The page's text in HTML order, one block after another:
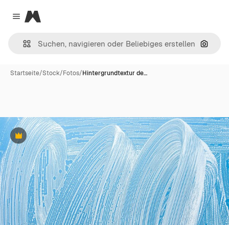
Close menu
Magnific
Nach
Startseite/Stock/Fotos/Hintergrundtextur de…
Premium